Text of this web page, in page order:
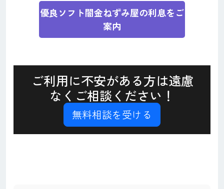
優良ソフト闇金ねずみ屋の利息をご
案内
ご利用に不安がある方は遠慮
なくご相談ください！
無料相談を受ける